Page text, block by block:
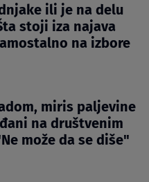
ili je na delu
stoji iza najava
na izbore
miris paljevine
na društvenim
može da se diše"